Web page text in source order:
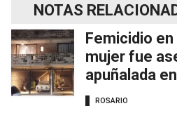
NOTAS
Femicidio
mujer fue
apuñalada
ROSARIO